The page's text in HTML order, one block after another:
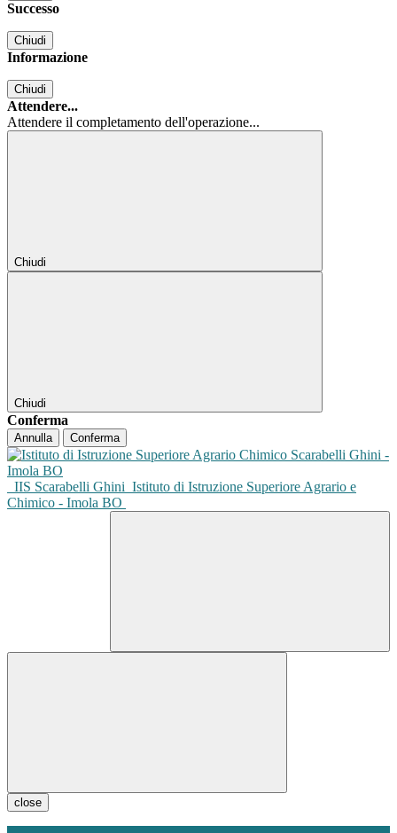
Successo
Chiudi
Informazione
Chiudi
Attendere...
Attendere il completamento dell'operazione...
Chiudi
Chiudi
Conferma
Annulla Conferma
IIS Scarabelli Ghini Istituto di Istruzione Superiore Agrario e
Chimico - Imola BO
close